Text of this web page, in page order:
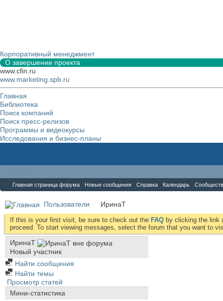
Корпоративный менеджмент
О завершении проекта
www.cfin.ru
www.marketing.spb.ru
Главная
Библиотека
Поиск компаний
Поиск пресс-релизов
Программы и видеокурсы
Исследования и бизнес-планы
Главная страница форума Новые сообщения Справка Календарь
Пользователи ИринаТ
If this is your first visit, be sure to check out the FAQ by clicking the link
proceed. To start viewing messages, select the forum that you want to
ИринаТ
Новый участник
Найти сообщения
Найти темы
Просмотр статей
Мини-статистика